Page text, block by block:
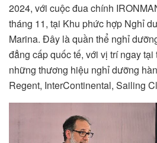
2024, với cuộc đua chính
tháng 11, tại Khu phức hợp Nghỉ
Marina. Đây là quần thể nghỉ
đẳng cấp quốc tế, với vị trí ngay tại
những thương hiệu nghỉ dưỡng
Regent, InterContinental, Sailing